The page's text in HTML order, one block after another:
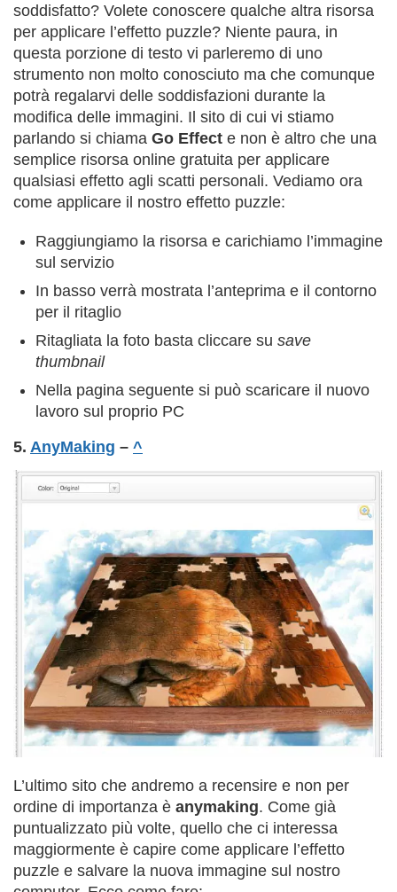
soddisfatto? Volete conoscere qualche altra risorsa
per applicare l’effetto puzzle? Niente paura, in
questa porzione di testo vi parleremo di uno
strumento non molto conosciuto ma che comunque
potrà regalarvi delle soddisfazioni durante la
modifica delle immagini. Il sito di cui vi stiamo
parlando si chiama Go Effect e non è altro che una
semplice risorsa online gratuita per applicare
qualsiasi effetto agli scatti personali. Vediamo ora
come applicare il nostro effetto puzzle:
Raggiungiamo la risorsa e carichiamo l’immagine
sul servizio
In basso verrà mostrata l’anteprima e il contorno
per il ritaglio
Ritagliata la foto basta cliccare su save
thumbnail
Nella pagina seguente si può scaricare il nuovo
lavoro sul proprio PC
5. AnyMaking – ^
L’ultimo sito che andremo a recensire e non per
ordine di importanza è anymaking. Come già
puntualizzato più volte, quello che ci interessa
maggiormente è capire come applicare l’effetto
puzzle e salvare la nuova immagine sul nostro